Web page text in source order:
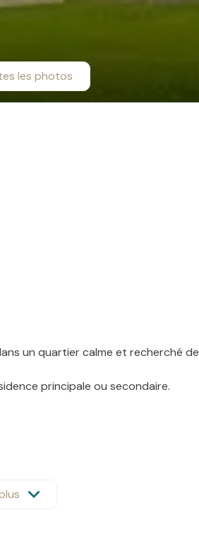
les photos
un quartier calme et recherché de
principale ou secondaire.